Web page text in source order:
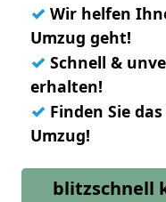
✓ Wir helfen
Umzug geht!
✓ Schnell &
erhalten!
✓ Finden Sie
Umzug!
blitzschnell